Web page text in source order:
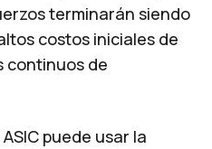
terminarán siendo
costos iniciales de
continuos de
puede usar la